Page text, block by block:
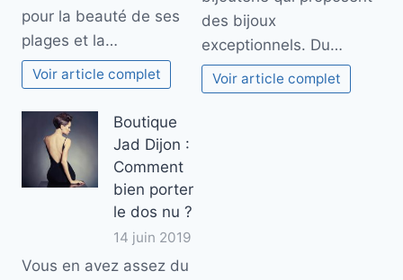
pour la beauté de ses
plages et la…
Voir article complet
des bijoux
exceptionnels. Du…
Voir article complet
Boutique
Jad Dijon :
Comment
bien porter
le dos nu ?
14 juin 2019
Vous en avez assez du